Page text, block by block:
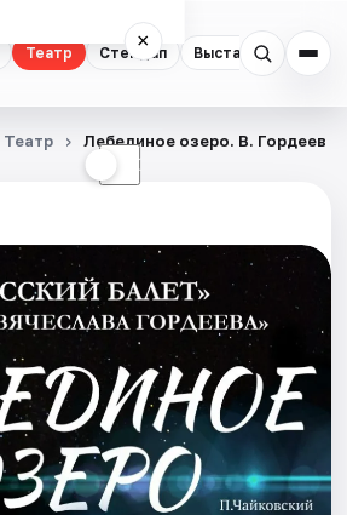
Театр Стендап Выставки
×
☾
Театр Лебединое озеро. В. Гордеев